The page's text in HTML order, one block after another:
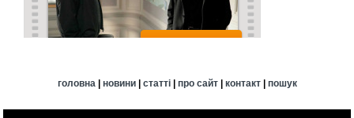
головна | новини| статті| про сайт| контакт| пошук